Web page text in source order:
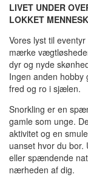
LIVET UNDER
LOKKET
Vores lyst til
mærke
dyr og nyde
Ingen anden hobby
fred og ro i sjælen.
Snorkling er en
gamle som unge.
aktivitet og en
uanset hvor du bor.
eller spændende
nærheden af dig.